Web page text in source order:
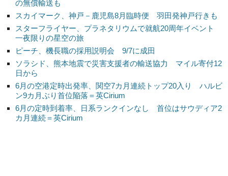
の無償輸送も
スカイマーク、神戸－鹿児島8月臨時便 羽田発神戸行きも
スターフライヤー、プラネタリウムで就航20周年イベント
一夜限りの星空の旅
ピーチ、機長職の採用説明会 9/7に成田
ソラシド、熊本地震で災害支援者の輸送協力 マイル寄付12
日から
6月の空港定時出発率、関空7カ月連続トップ20入り ハルビ
ン9カ月ぶり首位陥落＝英Cirium
6月の定時到着率、日系ランクインなし 首位はサウディア2
カ月連続＝英Cirium